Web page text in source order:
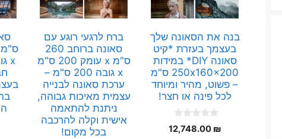
בנה את הסאונה שלך
בעצמך בעזרת *קיט
סאונה DIY* במידות
250x160x200 ס"מ
– פשוט, מהיר ומיוחד
לכל פינה או חצר!
0
o
12,748.00 ₪
ברח לרגעי רוגע עם
סאונה ברוחב 260
ס"מ x עומק 200 ס"מ
x גובה 200 ס"מ –
ערכת סאונה לבנייה
עצמית מאיכות גבוהה,
ניתנת להתאמה
אישית וקלה להרכבה
בכל מקום!